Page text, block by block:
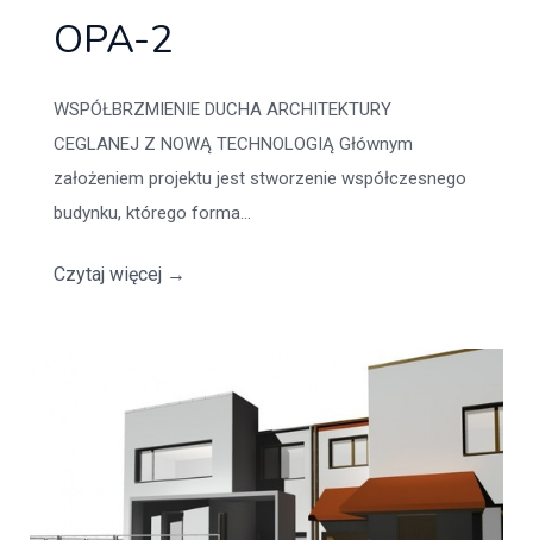
OPA-2
WSPÓŁBRZMIENIE DUCHA ARCHITEKTURY
CEGLANEJ Z NOWĄ TECHNOLOGIĄ Głównym
założeniem projektu jest stworzenie współczesnego
budynku, którego forma...
Czytaj więcej →